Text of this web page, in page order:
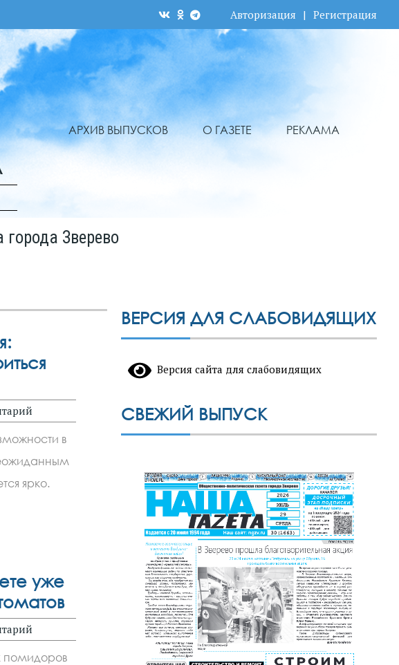
Авторизация | Регистрация
АРХИВ ВЫПУСКОВ О ГАЗЕТЕ РЕКЛАМА
города Зверево
в
ярко.
уже
помидоров
ВЕРСИЯ ДЛЯ СЛАБОВИДЯЩИХ
Версия сайта для слабовидящих
СВЕЖИЙ ВЫПУСК